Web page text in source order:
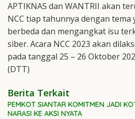
APTIKNAS dan WANTRII akan
NCC tiap tahunnya dengan tema
berbeda dan mengangkat isu
siber. Acara NCC 2023 akan
pada tanggal 25 – 26 Oktober
(DTT)
Berita Terkait
PEMKOT SIANTAR KOMITMEN JADI
NARASI KE AKSI NYATA